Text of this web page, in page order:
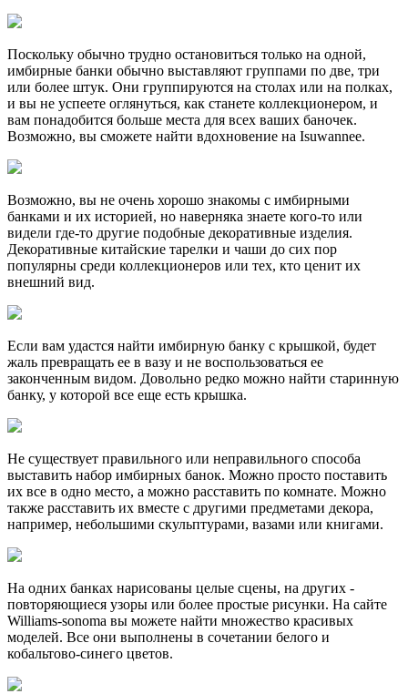
Поскольку обычно трудно остановиться только на одной,
имбирные банки обычно выставляют группами по две, три
или более штук. Они группируются на столах или на полках,
и вы не успеете оглянуться, как станете коллекционером, и
вам понадобится больше места для всех ваших баночек.
Возможно, вы сможете найти вдохновение на Isuwannee.
Возможно, вы не очень хорошо знакомы с имбирными
банками и их историей, но наверняка знаете кого-то или
видели где-то другие подобные декоративные изделия.
Декоративные китайские тарелки и чаши до сих пор
популярны среди коллекционеров или тех, кто ценит их
внешний вид.
Если вам удастся найти имбирную банку с крышкой, будет
жаль превращать ее в вазу и не воспользоваться ее
законченным видом. Довольно редко можно найти старинную
банку, у которой все еще есть крышка.
Не существует правильного или неправильного способа
выставить набор имбирных банок. Можно просто поставить
их все в одно место, а можно расставить по комнате. Можно
также расставить их вместе с другими предметами декора,
например, небольшими скульптурами, вазами или книгами.
На одних банках нарисованы целые сцены, на других -
повторяющиеся узоры или более простые рисунки. На сайте
Williams-sonoma вы можете найти множество красивых
моделей. Все они выполнены в сочетании белого и
кобальтово-синего цветов.